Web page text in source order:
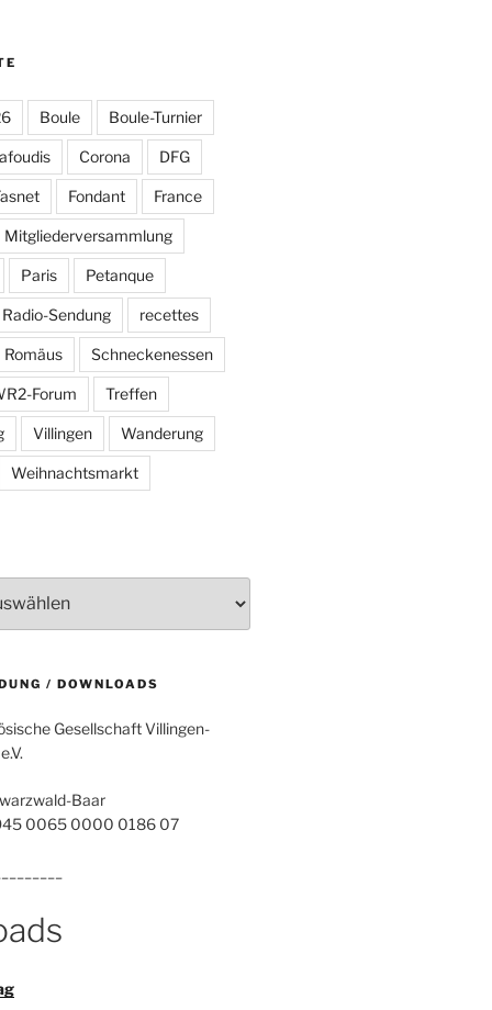
Boule Boule-Turnier
Corona DFG
Fondant France
Mitgliederversammlung
Paris Petanque
Radio-Sendung recettes
Romäus Schneckenessen
Forum Treffen
Villingen Wanderung
Weihnachtsmarkt
/ DOWNLOADS
Gesellschaft Villingen-
Baar
0065 0000 0186 07